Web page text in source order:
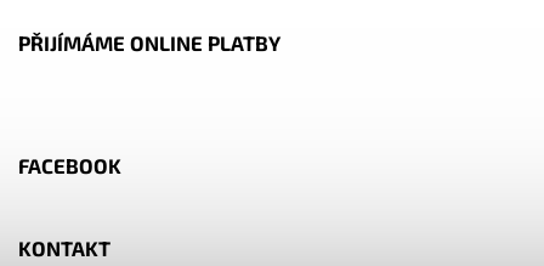
PŘIJÍMÁME ONLINE PLATBY
FACEBOOK
KONTAKT